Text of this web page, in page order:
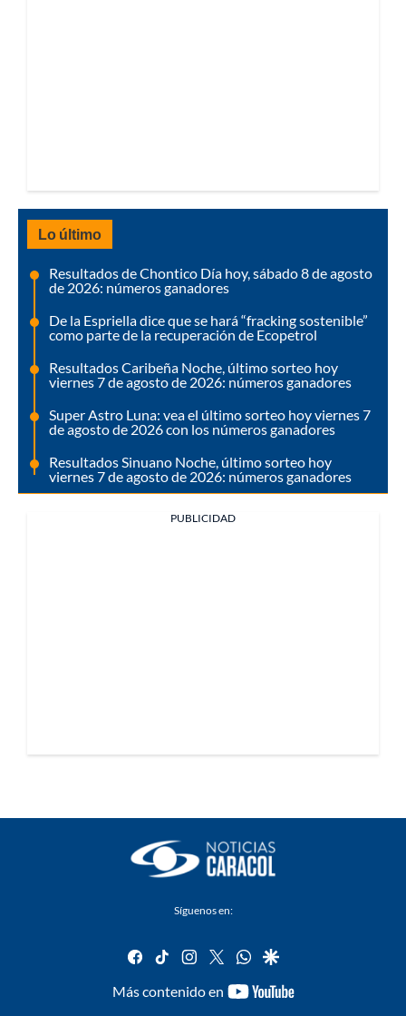
Lo último
Resultados de Chontico Día hoy, sábado 8 de agosto
de 2026: números ganadores
De la Espriella dice que se hará “fracking sostenible”
como parte de la recuperación de Ecopetrol
Resultados Caribeña Noche, último sorteo hoy
viernes 7 de agosto de 2026: números ganadores
Super Astro Luna: vea el último sorteo hoy viernes 7
de agosto de 2026 con los números ganadores
Resultados Sinuano Noche, último sorteo hoy
viernes 7 de agosto de 2026: números ganadores
PUBLICIDAD
Síguenos en:
facebook
tiktok instagram
twitterwhatsapp
google
Más contenido en
youtube-